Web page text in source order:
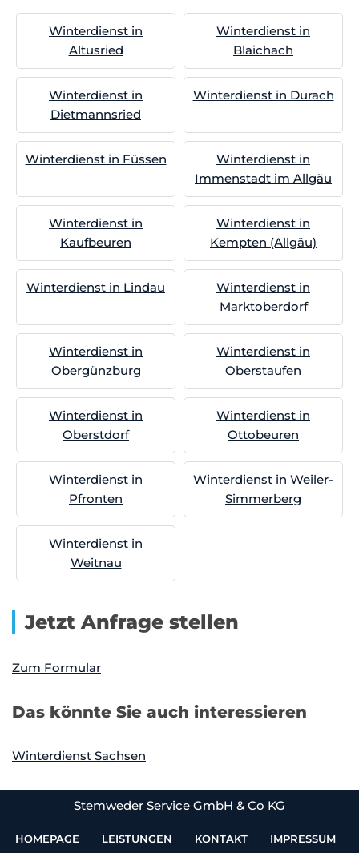
Winterdienst in
Altusried
Winterdienst in
Blaichach
Winterdienst in
Dietmannsried
Winterdienst in Durach
Winterdienst in Füssen
Winterdienst in
Immenstadt im Allgäu
Winterdienst in
Kaufbeuren
Winterdienst in
Kempten (Allgäu)
Winterdienst in Lindau
Winterdienst in
Marktoberdorf
Winterdienst in
Obergünzburg
Winterdienst in
Oberstaufen
Winterdienst in
Oberstdorf
Winterdienst in
Ottobeuren
Winterdienst in
Pfronten
Winterdienst in Weiler-
Simmerberg
Winterdienst in
Weitnau
Jetzt Anfrage stellen
Zum Formular
Das könnte Sie auch interessieren
Winterdienst Sachsen
Stemweder Service GmbH & Co KG
HOMEPAGE LEISTUNGEN KONTAKT
IMPRESSUM